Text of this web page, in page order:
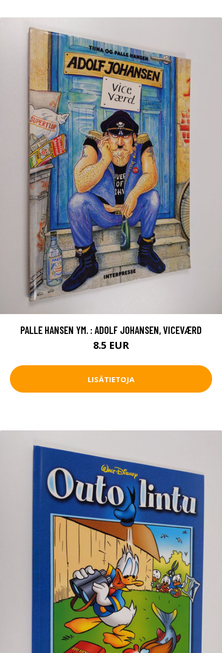
PALLE HANSEN YM. : ADOLF JOHANSEN, VICEVÆRD
8.5 EUR
LISÄTIETOJA